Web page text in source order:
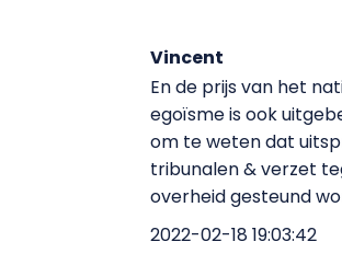
Vincent
En de prijs van het
egoïsme is ook
om te weten dat
tribunalen & verzet
overheid gesteund
2022-02-18 19:03:42